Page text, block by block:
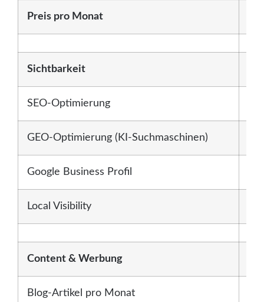
Preis pro Monat
Sichtbarkeit
SEO-Optimierung
GEO-Optimierung (KI-Suchmaschinen)
Google Business Profil
Local Visibility
Content & Werbung
Blog-Artikel pro Monat